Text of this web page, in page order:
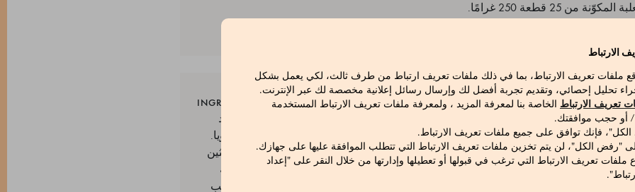
الارتباط
ملفات تعريف الارتباط، بما في ذلك ملفات تعريف ارتباط من طرف ثالث، لكي يعمل بشكل
تحليل إحصائي، وتقديم تجربة أفضل لك وإرسال رسائل إعلانية مخصصة لك عبر الإنترنت.
تعريف الارتباط الخاصة بنا لمعرفة المزيد ، ولمعرفة ملفات تعريف الارتباط المستخدمة
/ أو حجب موافقتك.
الكل"، فإنك توافق على جميع ملفات تعريف الارتباط.
"رفض الكل"، لن يتم تخزين ملفات تعريف الارتباط التي تتطلب الموافقة عليها على جهازك.
ملفات تعريف الارتباط التي ترغب في قبولها أو تعطيلها وإدارتها من خلال النقر على "إعداد
من 25 قطعة 250 غرامًا.
INGREDIENTS
الطبقة الخارجية: شوكولاتة داكنة 61٪ (كتلة كاكاو، سكر، زبدة الكاكاو. مستحلب: ليسيثين الصويا. نكهة فانيليا طبيعية. حد
شوكولاتة بالحليب (سكر، زبدة الكاكاو، حليب كامل الدسم مجفف، كتلة كاكاو. مستحلب: ليسيثين الصويا.
نكهة فانيليا طبيعية. حد أدنى كاكاو 36٪). الزخارف: شوكولاتة داكنة 61٪ (كتلة كاكاو، سكر، زبدة الكاكاو. مستحلب: ليسيثين
الصويا. نكهة فانيليا طبيعية. حد أدنى كاكاو 64٪). شوكولاتة بالحليب (سكر، زبدة الكاكاو، حليب كامل الدسم مجفف، كتلة
كاكاو. مستحلب: ليسيثين الصويا. نكهة فانيليا طبيعية. حد أدنى كاكاو 36٪). شوكولاتة بيضاء نقية (سكر، زبدة الكاكاو، حليب